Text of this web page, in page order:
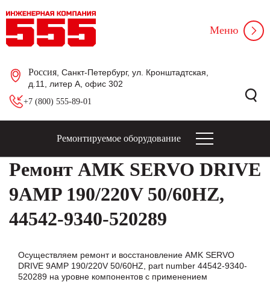
Россия , Санкт-Петербург, ул. Кронштадтская,
д.11, литер А, офис 302
+7 (800) 555-89-01
Меню
Ремонтируемое оборудование
Ремонт AMK SERVO DRIVE
9AMP 190/220V 50/60HZ,
44542-9340-520289
Осуществляем ремонт и восстановление AMK SERVO
DRIVE 9AMP 190/220V 50/60HZ, part number 44542-9340-
520289 на уровне компонентов с применением